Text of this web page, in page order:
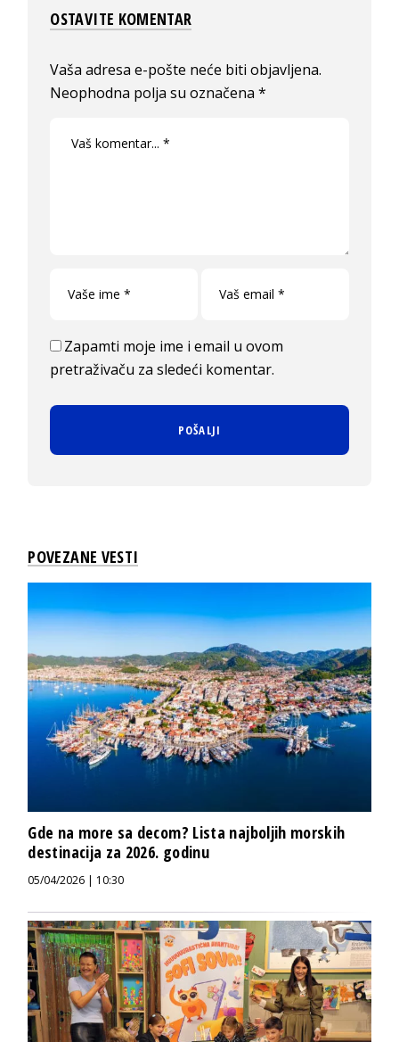
OSTAVITE KOMENTAR
Vaša adresa e-pošte neće biti objavljena.
Neophodna polja su označena*
Zapamti moje ime i email u ovom
pretraživaču za sledeći komentar.
POVEZANE VESTI
Gde na more sa decom? Lista najboljih morskih
destinacija za 2026. godinu
05/04/2026 | 10:30